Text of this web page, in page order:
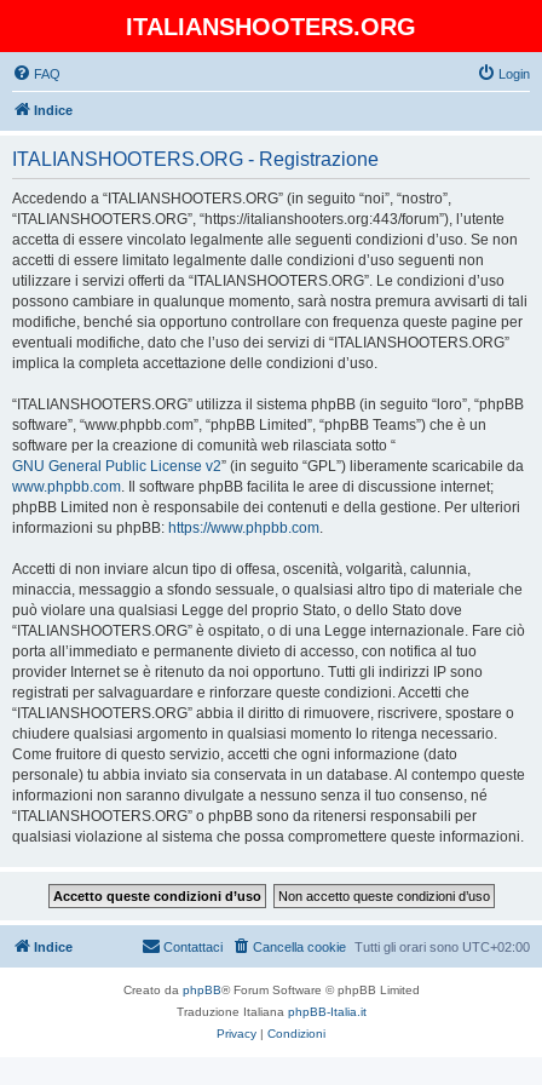
ITALIANSHOOTERS.ORG
FAQ Login
Indice
ITALIANSHOOTERS.ORG - Registrazione
Accedendo a “ITALIANSHOOTERS.ORG” (in seguito “noi”, “nostro”,
“ITALIANSHOOTERS.ORG”, “https://italianshooters.org:443/forum”), l’utente
accetta di essere vincolato legalmente alle seguenti condizioni d’uso. Se non
accetti di essere limitato legalmente dalle condizioni d’uso seguenti non
utilizzare i servizi offerti da “ITALIANSHOOTERS.ORG”. Le condizioni d’uso
possono cambiare in qualunque momento, sarà nostra premura avvisarti di tali
modifiche, benché sia opportuno controllare con frequenza queste pagine per
eventuali modifiche, dato che l’uso dei servizi di “ITALIANSHOOTERS.ORG”
implica la completa accettazione delle condizioni d’uso.
“ITALIANSHOOTERS.ORG” utilizza il sistema phpBB (in seguito “loro”, “phpBB
software”, “www.phpbb.com”, “phpBB Limited”, “phpBB Teams”) che è un
software per la creazione di comunità web rilasciata sotto “
GNU General Public License v2” (in seguito “GPL”) liberamente scaricabile da
www.phpbb.com. Il software phpBB facilita le aree di discussione internet;
phpBB Limited non è responsabile dei contenuti e della gestione. Per ulteriori
informazioni su phpBB: https://www.phpbb.com.
Accetti di non inviare alcun tipo di offesa, oscenità, volgarità, calunnia,
minaccia, messaggio a sfondo sessuale, o qualsiasi altro tipo di materiale che
può violare una qualsiasi Legge del proprio Stato, o dello Stato dove
“ITALIANSHOOTERS.ORG” è ospitato, o di una Legge internazionale. Fare ciò
porta all’immediato e permanente divieto di accesso, con notifica al tuo
provider Internet se è ritenuto da noi opportuno. Tutti gli indirizzi IP sono
registrati per salvaguardare e rinforzare queste condizioni. Accetti che
“ITALIANSHOOTERS.ORG” abbia il diritto di rimuovere, riscrivere, spostare o
chiudere qualsiasi argomento in qualsiasi momento lo ritenga necessario.
Come fruitore di questo servizio, accetti che ogni informazione (dato
personale) tu abbia inviato sia conservata in un database. Al contempo queste
informazioni non saranno divulgate a nessuno senza il tuo consenso, né
“ITALIANSHOOTERS.ORG” o phpBB sono da ritenersi responsabili per
qualsiasi violazione al sistema che possa compromettere queste informazioni.
Indice Tutti gli orari sono UTC+02:00
Cancella cookie
Contattaci
Creato da phpBB® Forum Software © phpBB Limited
Traduzione Italiana phpBB-Italia.it
Privacy | Condizioni